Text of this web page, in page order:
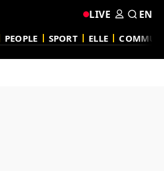
PEOPLE SPORT ELLE
LIVE EN